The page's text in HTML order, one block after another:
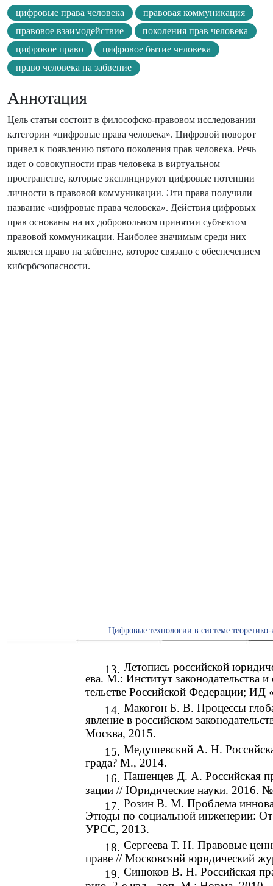
цифровые права человека
правовая коммуникация
правовое взаимодействие
поколения прав человека
цифровое право
цифровое бытие человека
право человека на забвение
Аннотация
Цель статьи состоит в философско-правовом исследовании
категории «цифровые права человека». Цифровой поворот
привел к появлению пятого поколения прав человека. Речь
идет о совокупности прав человека в виртуальном
пространстве, которые эксплицируют цифровые потенции
личности в правовой коммуникации. Эти права получили
название «цифровые права человека». Действия цифровых
прав основаны на их добровольном принятии субъектом
правовой коммуникации. Наиболее значимым среди них
является право на забвение, которое связано с обеспечением
кибсрбсзопасности.
Цифровые технологии в системе
13. Летопись российской
ева. М.: Институт законодательства
тельстве Российской Федерации;
14. Макогон Б. В. Процессы
явление в российском
Москва, 2015.
15. Медушевский А. Н.
града? М., 2014.
16. Пашенцев Д. А. Российская
зации // Юридические науки. 2016.
17. Розин В. М. Проблема
Этюды по социальной инженерии:
УРСС, 2013.
18. Сергеева Т. Н. Правовые
праве // Московский юридический
19. Синюков В. Н. Российская